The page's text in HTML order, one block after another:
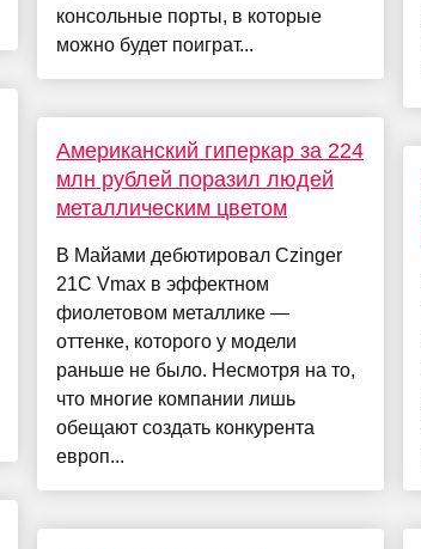
консольные порты, в которые
можно будет поиграт...
Американский гиперкар за 224
млн рублей поразил людей
металлическим цветом
В Майами дебютировал Czinger
21C Vmax в эффектном
фиолетовом металлике —
оттенке, которого у модели
раньше не было. Несмотря на то,
что многие компании лишь
обещают создать конкурента
европ...